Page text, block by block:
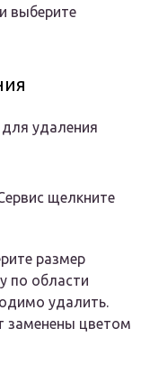
выберите
удаления
щелкните
размер
по области
удалить.
заменены цветом